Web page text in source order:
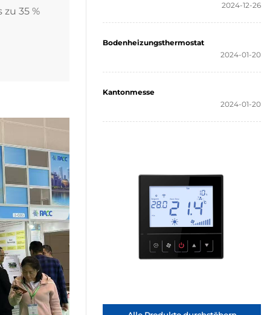
35 %
2024-12-26
Bodenheizungsthermostat
2024-01-20
Kantonmesse
2024-01-20